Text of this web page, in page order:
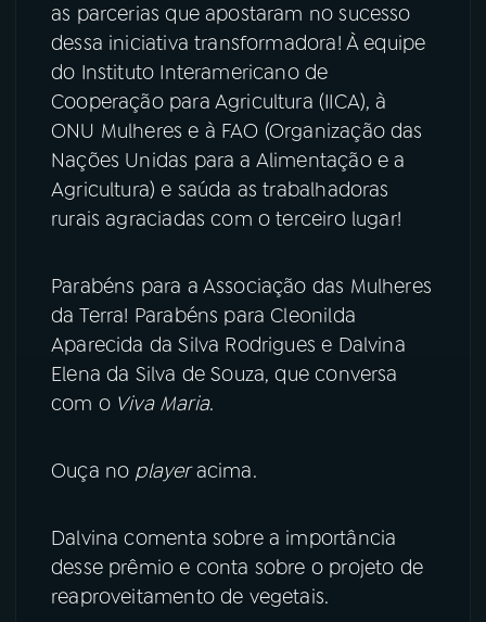
as parcerias que apostaram no sucesso
dessa iniciativa transformadora! À equipe
do Instituto Interamericano de
Cooperação para Agricultura (IICA), à
ONU Mulheres e à FAO (Organização das
Nações Unidas para a Alimentação e a
Agricultura) e saúda as trabalhadoras
rurais agraciadas com o terceiro lugar!
Parabéns para a Associação das Mulheres
da Terra! Parabéns para Cleonilda
Aparecida da Silva Rodrigues e Dalvina
Elena da Silva de Souza, que conversa
com oViva Maria.
Ouça no playeracima.
Dalvina comenta sobre a importância
desse prêmio e conta sobre o projeto de
reaproveitamento de vegetais.